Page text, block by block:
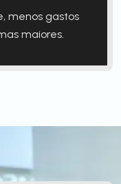
menos gastos
maiores.